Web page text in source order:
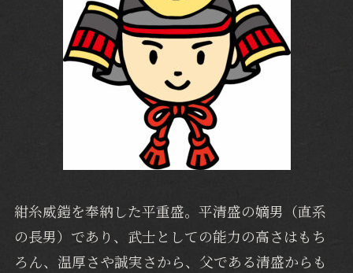
紺糸威鎧を奉納した平重盛。平清盛の嫡男（直系
の長男）であり、武士としての能力の高さはもち
ろん、温厚さや誠実さから、父である清盛からも